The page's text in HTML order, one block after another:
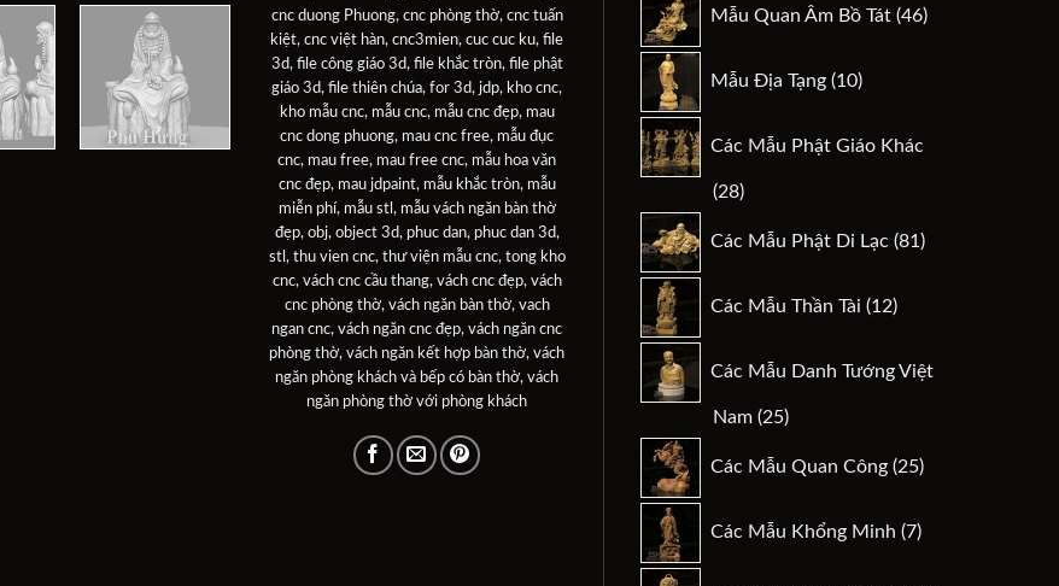
cnc duong Phuong, cnc phòng thờ, cnc tuấn
kiệt, cnc việt hàn, cnc3mien, cuc cuc ku, file
3d, file công giáo 3d, file khắc tròn, file phật
giáo 3d, file thiên chúa, for 3d, jdp, kho cnc,
kho mẫu cnc, mẫu cnc, mẫu cnc đẹp, mau
cnc dong phuong, mau cnc free, mẫu đục
cnc, mau free, mau free cnc, mẫu hoa văn
cnc đẹp, mau jdpaint, mẫu khắc tròn, mẫu
miễn phí, mẫu stl , mẫu vách ngăn bàn thờ
đẹp, obj, object 3d, phuc dan, phuc dan 3d,
stl , thu vien cnc, thư viện mẫu cnc, tong kho
cnc, vách cnc cầu thang, vách cnc đẹp, vách
cnc phòng thờ, vách ngăn bàn thờ, vach
ngan cnc, vách ngăn cnc đẹp, vách ngăn cnc
phòng thờ, vách ngăn kết hợp bàn thờ, vách
ngăn phòng khách và bếp có bàn thờ, vách
ngăn phòng thờ với phòng khách
Mẫu Quan Âm Bồ Tát 46
sản
Mẫu Địa Tạng 10
sản
Các Mẫu Phật Giáo Khác
2828
phẩm
Các Mẫu Phật Di Lạc 81
sản
Các Mẫu Thần Tài
12
sản
Các Mẫu Danh Tướng Việt
Nam 2525
phẩm
Các Mẫu Quan Công 25
sản
Các Mẫu Khổng Minh 7
sản